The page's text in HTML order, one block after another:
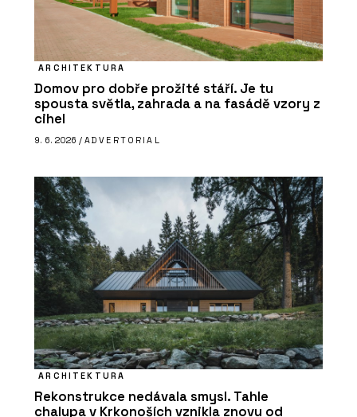
ARCHITEKTURA
Domov pro dobře prožité stáří. Je tu
spousta světla, zahrada a na fasádě vzory z
cihel
9. 6. 2026 / ADVERTORIAL
ARCHITEKTURA
Rekonstrukce nedávala smysl. Tahle
chalupa v Krkonoších vznikla znovu od